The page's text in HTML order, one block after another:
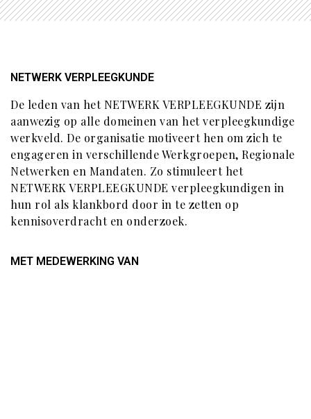
NETWERK VERPLEEGKUNDE
De leden van het NETWERK VERPLEEGKUNDE zijn
aanwezig op alle domeinen van het verpleegkundige
werkveld. De organisatie motiveert hen om zich te
engageren in verschillende Werkgroepen, Regionale
Netwerken en Mandaten. Zo stimuleert het
NETWERK VERPLEEGKUNDE verpleegkundigen in
hun rol als klankbord door in te zetten op
kennisoverdracht en onderzoek.
MET MEDEWERKING VAN